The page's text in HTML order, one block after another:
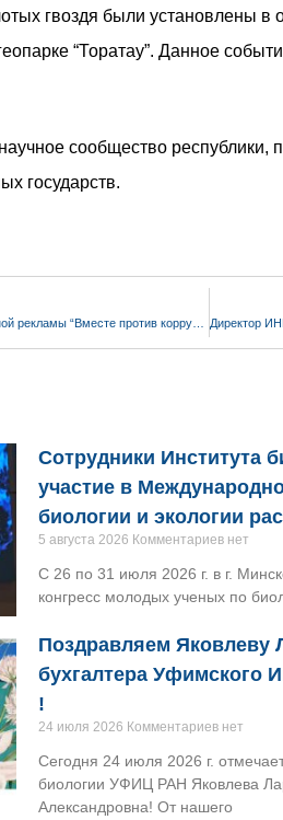
гвоздя были установлены
“Торатау”. Данное
сообщество республики,
государств.
Сотрудники Института
участие в
биологии и экологии
5 августа 2026 Комментариев нет
С 26 по 31 июля 2026 г. в г.
конгресс молодых ученых по
Поздравляем Яковлеву
бухгалтера Уфимского
!
24 июля 2026 Комментариев нет
Сегодня 24 июля 2026 г.
биологии УФИЦ РАН Яковлева
Александровна! От нашего